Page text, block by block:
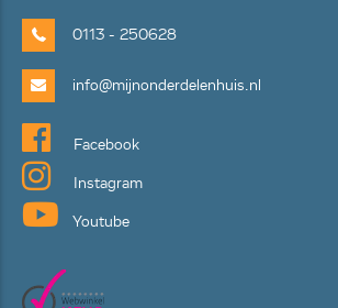
0113 - 250628
info@mijnonderdelenhuis.nl
Facebook
Instagram
Youtube